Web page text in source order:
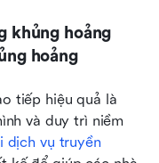
khủng hoảng
hoảng
tiếp hiệu quả là
và duy trì niềm
dịch vụ truyền